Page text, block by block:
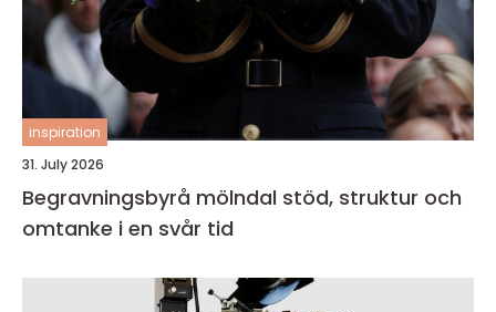
inspiration
31. July 2026
Begravningsbyrå mölndal stöd, struktur och
omtanke i en svår tid